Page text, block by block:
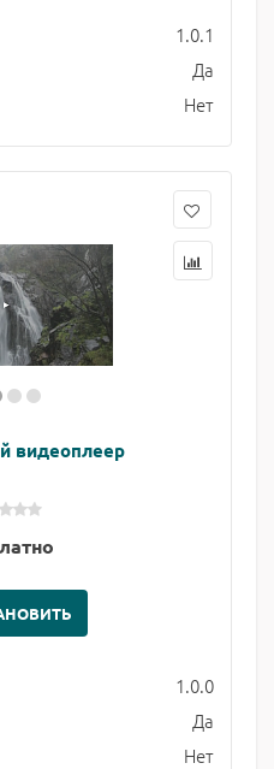
1.0.1
Да
Нет
видеоплеер
1.0.0
Да
Нет